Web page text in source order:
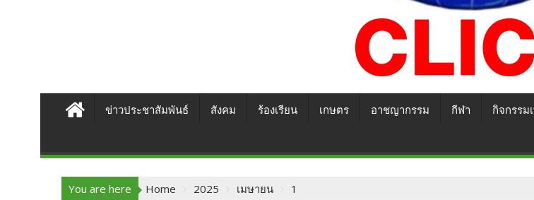
ข่าวประชาสัมพันธ์ สังคม ร้องเรียน เกษตร อาชญากรรม กีฬา กิจกรรม
You are here Home 2025 เมษายน 1